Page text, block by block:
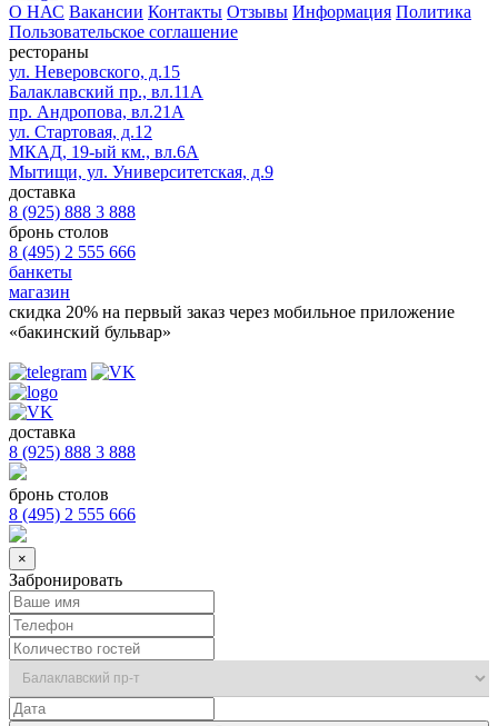
О НАС Вакансии Контакты Отзывы Информация Политика
Пользовательское соглашение
рестораны
ул. Неверовского, д.15
Балаклавский пр., вл.11А
пр. Андропова, вл.21А
ул. Стартовая, д.12
МКАД, 19-ый км., вл.6А
Мытищи, ул. Университетская, д.9
доставка
8 (925) 888 3 888
бронь столов
8 (495) 2 555 666
банкеты
магазин
скидка 20% на первый заказ через мобильное приложение
«бакинский бульвар»
доставка
8 (925) 888 3 888
бронь столов
8 (495) 2 555 666
×
Забронировать